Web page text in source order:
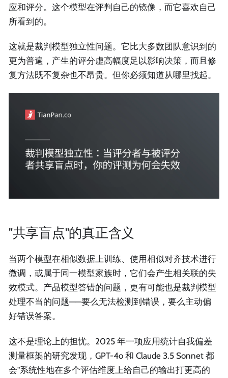
应和评分。这个模型在评判自己的镜像，而它喜欢自己
所看到的。
这就是裁判模型独立性问题。它比大多数团队意识到的
更为普遍，产生的评分虚高幅度足以影响决策，而且修
复方法既不复杂也不昂贵。但你必须知道从哪里找起。
"共享盲点"的真正含义
当两个模型在相似数据上训练、使用相似对齐技术进行
微调，或属于同一模型家族时，它们会产生相关联的失
效模式。产品模型答错的问题，更有可能也是裁判模型
处理不当的问题——要么无法检测到错误，要么主动偏
好错误答案。
这不是理论上的担忧。2025 年一项应用统计自我偏差
测量框架的研究发现，GPT-4o 和 Claude 3.5 Sonnet 都
会"系统性地在多个评估维度上给自己的输出打更高的